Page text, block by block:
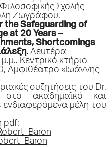
Σχολής
Ζωγράφου.
the Safeguarding of
at 20 Years –
Shortcomings
Δευτέρα
Κεντρικό κτήριο
Αμφιθέατρο «Ιωάννης
συζητήσεις του Dr.
στο ακαδημαϊκό και
ενδιαφερόμενα μέλη του
pdf: